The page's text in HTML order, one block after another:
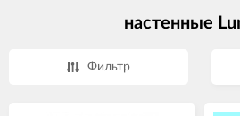
настенные
Фильтр